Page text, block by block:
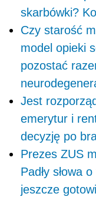
skarbówki?
Czy starość
model opieki
pozostać
Jest
emerytur i
decyzję po
Prezes ZUS
Padły słowa
jeszcze gotowi